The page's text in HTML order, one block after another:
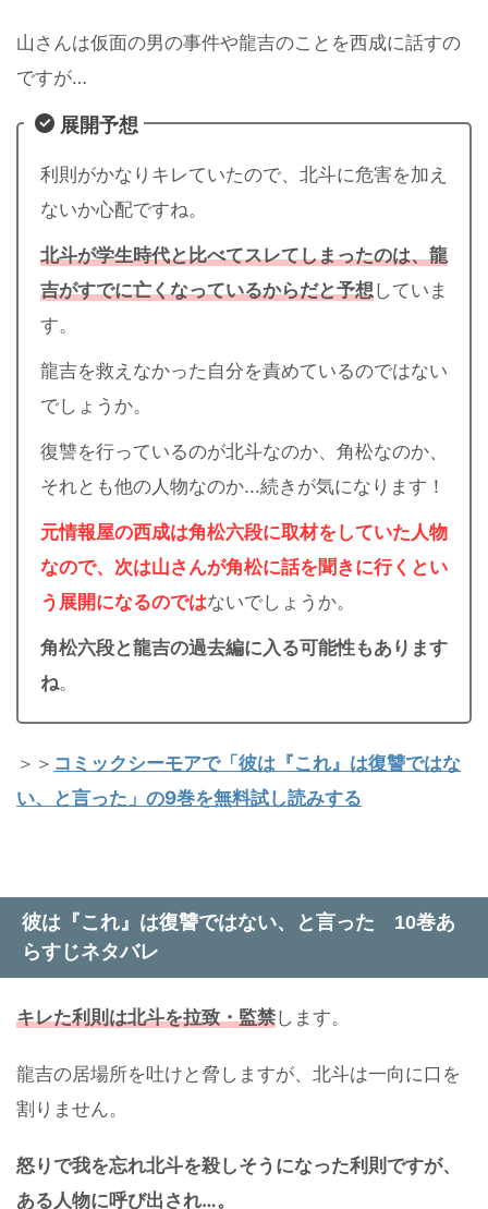
山さんは仮面の男の事件や龍吉のことを西成に話すの
ですが…
展開予想
利則がかなりキレていたので、北斗に危害を加え
ないか心配ですね。
北斗が学生時代と比べてスレてしまったのは、龍
吉がすでに亡くなっているからだと予想していま
す。
龍吉を救えなかった自分を責めているのではない
でしょうか。
復讐を行っているのが北斗なのか、角松なのか、
それとも他の人物なのか...続きが気になります！
元情報屋の西成は角松六段に取材をしていた人物
なので、次は山さんが角松に話を聞きに行くとい
う展開になるのではないでしょうか。
角松六段と龍吉の過去編に入る可能性もあります
ね。
＞＞ コミックシーモアで「彼は『これ』は復讐ではな
い、と言った」の9巻を無料試し読みする
彼は『これ』は復讐ではない、と言った 10巻あ
らすじネタバレ
キレた利則は北斗を拉致・監禁します。
龍吉の居場所を吐けと脅しますが、北斗は一向に口を
割りません。
怒りで我を忘れ北斗を殺しそうになった利則ですが、
ある人物に呼び出され…。